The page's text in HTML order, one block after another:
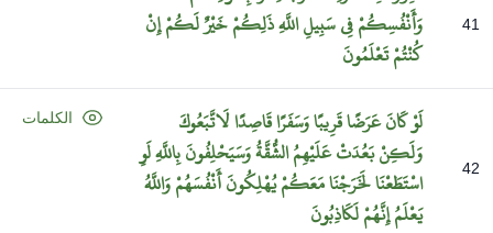
41
وَأَنْفُسِكُمْفِيسَبِيلِاللَّهِذَلِكُمْخَيْرٌلَكُمْإِنْ
كُنْتُمْتَعْلَمُونَ
42
لَوْكَانَعَرَضًاقَرِيبًاوَسَفَرًاقَاصِدًالَاتَّبَعُوكَ
وَلَكِنْبَعُدَتْعَلَيْهِمُالشُّقَّةُوَسَيَحْلِفُونَبِاللَّهِلَوِ
اسْتَطَعْنَالَخَرَجْنَامَعَكُمْيُهْلِكُونَأَنْفُسَهُمْوَاللَّهُ
يَعْلَمُإِنَّهُمْلَكَاذِبُونَ
الكلمات